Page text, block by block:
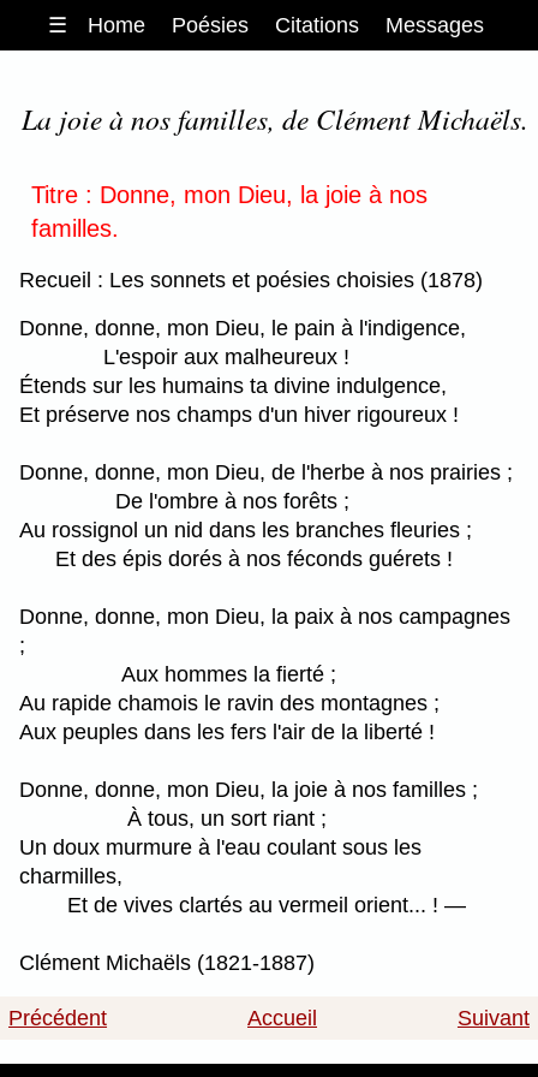
☰ Home Poésies Citations Messages
La joie à nos familles, de Clément Michaëls.
Titre : Donne, mon Dieu, la joie à nos
familles.
Recueil : Les sonnets et poésies choisies (1878)
Donne, donne, mon Dieu, le pain à l'indigence,
L'espoir aux malheureux !
Étends sur les humains ta divine indulgence,
Et préserve nos champs d'un hiver rigoureux !
Donne, donne, mon Dieu, de l'herbe à nos prairies ;
De l'ombre à nos forêts ;
Au rossignol un nid dans les branches fleuries ;
Et des épis dorés à nos féconds guérets !
Donne, donne, mon Dieu, la paix à nos campagnes
;
Aux hommes la fierté ;
Au rapide chamois le ravin des montagnes ;
Aux peuples dans les fers l'air de la liberté !
Donne, donne, mon Dieu, la joie à nos familles ;
À tous, un sort riant ;
Un doux murmure à l'eau coulant sous les
charmilles,
Et de vives clartés au vermeil orient... ! —
Clément Michaëls (1821-1887)
Précédent Accueil Suivant